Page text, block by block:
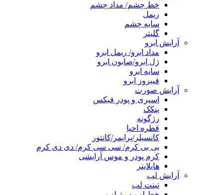
خط چشم/ مداد چشم
ریمل
سایه چشم
گلیتر
آرایش ابرو
مداد ابرو/ ریمل ابرو
ژل ابرو/صابون ابرو
سایه ابرو
فیبروز ابرو
آرایش صورت
اسپری و پودر فیکس
پنکک
رژگونه
قطره احیا
کانسیلر/پرایمر/کانتور
بی بی کرم/ سی سی کرم/ دی دی کرم
کرم پودر و موس آرایشی
هایلایتر
آرایش لب
تینت لب